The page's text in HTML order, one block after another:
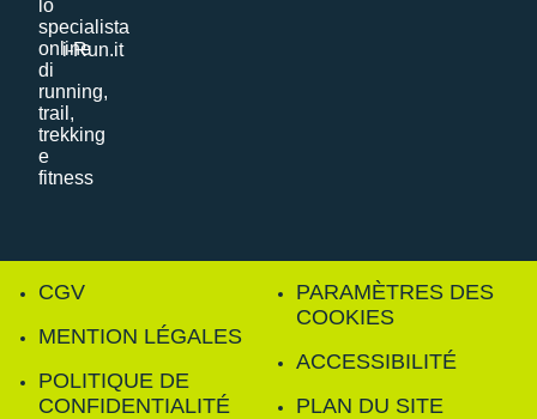
i-Run.it
CGV
MENTION LÉGALES
POLITIQUE DE
CONFIDENTIALITÉ
PARAMÈTRES DES
COOKIES
ACCESSIBILITÉ
PLAN DU SITE